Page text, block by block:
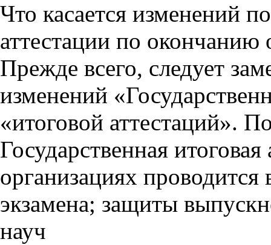
Что касается изменений
аттестации по окончанию
Прежде всего, следует
изменений
«итоговой аттестаций».
Государственная
организациях проводится
экзамена; защиты
науч